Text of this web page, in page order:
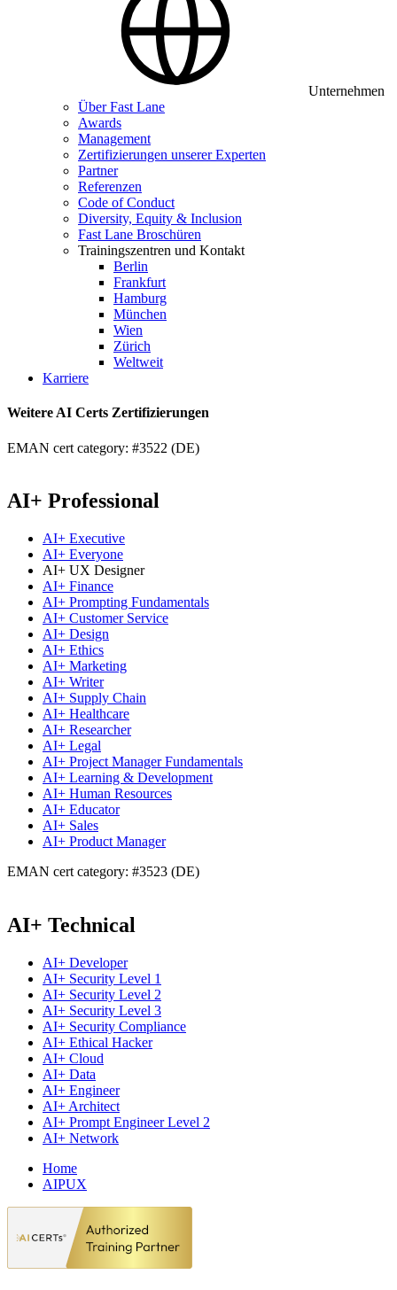
Unternehmen
Über Fast Lane
Awards
Management
Zertifizierungen unserer Experten
Partner
Referenzen
Code of Conduct
Diversity, Equity & Inclusion
Fast Lane Broschüren
Trainingszentren und Kontakt
Berlin
Frankfurt
Hamburg
München
Wien
Zürich
Weltweit
Karriere
Weitere AI Certs Zertifizierungen
EMAN cert category: #3522 (DE)
AI+ Professional
AI+ Executive
AI+ Everyone
AI+ UX Designer
AI+ Finance
AI+ Prompting Fundamentals
AI+ Customer Service
AI+ Design
AI+ Ethics
AI+ Marketing
AI+ Writer
AI+ Supply Chain
AI+ Healthcare
AI+ Researcher
AI+ Legal
AI+ Project Manager Fundamentals
AI+ Learning & Development
AI+ Human Resources
AI+ Educator
AI+ Sales
AI+ Product Manager
EMAN cert category: #3523 (DE)
AI+ Technical
AI+ Developer
AI+ Security Level 1
AI+ Security Level 2
AI+ Security Level 3
AI+ Security Compliance
AI+ Ethical Hacker
AI+ Cloud
AI+ Data
AI+ Engineer
AI+ Architect
AI+ Prompt Engineer Level 2
AI+ Network
Home
AIPUX